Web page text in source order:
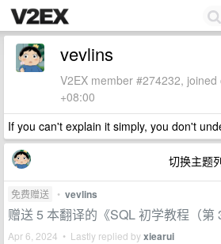
vevlins
V2EX member #274232,
+08:00
If you can't explain it simply, you don't
切换主题
免费赠送 • vevlins
赠送 5 本翻译的《SQL 初学教程（第
Apr 6, 2024 • Lastly replied byxiearui